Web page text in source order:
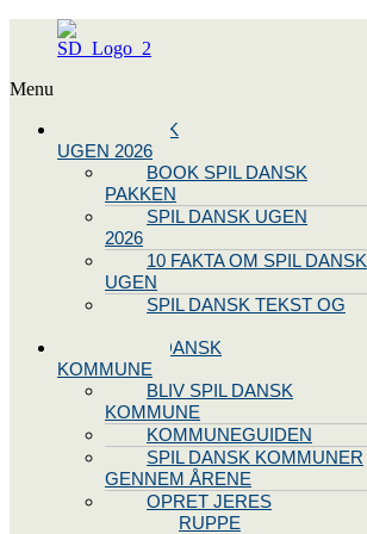
Menu
SPIL DANSK
UGEN 2026
BOOK SPIL DANSK
PAKKEN
SPIL DANSK UGEN
2026
10 FAKTA OM SPIL DANSK
UGEN
SPIL DANSK TEKST OG
BLIV SPIL DANSK
KOMMUNE
BLIV SPIL DANSK
KOMMUNE
KOMMUNEGUIDEN
SPIL DANSK KOMMUNER
GENNEM ÅRENE
OPRET JERES
STYREGRUPPE